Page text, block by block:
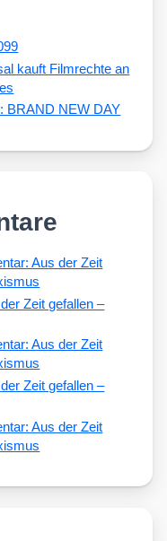
kauft Filmrechte an
BRAND NEW DAY
Aus der Zeit
Zeit gefallen –
Aus der Zeit
Zeit gefallen –
Aus der Zeit